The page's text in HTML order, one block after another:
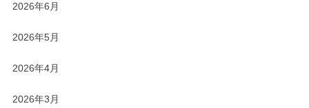
2026年6月
2026年5月
2026年4月
2026年3月